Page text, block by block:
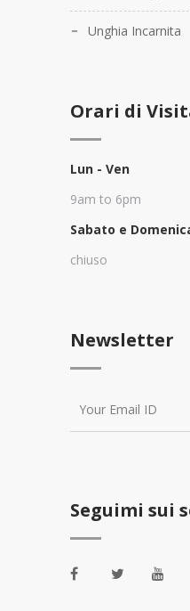
Unghia Incarnita
Orari di
Lun - Ven
9am to 6pm
Sabato e
chiuso
Newsletter
Seguimi sui